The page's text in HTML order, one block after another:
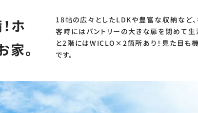
ホ
。
18帖の広々としたLDKや豊富な収納など
客時にはパントリーの大きな扉を閉めて生
と2階にはWICLO×2箇所あり！見た目も
です。